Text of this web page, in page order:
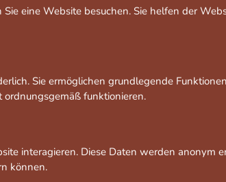
eine Website besuchen. Sie helfen der
Sie ermöglichen grundlegende
funktionieren.
interagieren. Diese Daten werden anonym
können.